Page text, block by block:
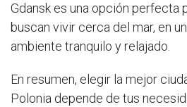
Gdansk es una opción perfecta
buscan vivir cerca del mar, en
ambiente tranquilo y relajado.
En resumen, elegir la mejor
Polonia depende de tus